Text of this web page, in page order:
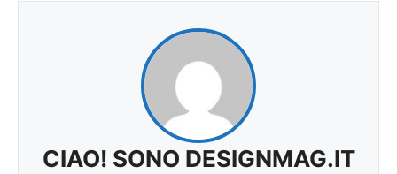
CIAO! SONO DESIGNMAG.IT